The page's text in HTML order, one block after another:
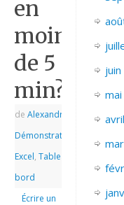
en
moins
de 5
min?
deAlexandre
Démonstrations
Excel,Tableau de
bord
Écrire un